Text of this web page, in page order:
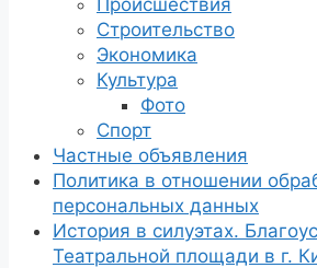
Строительство
Экономика
Культура
Фото
Спорт
Частные объявления
Политика в отношении
персональных данных
История в силуэтах.
Театральной площади в г.